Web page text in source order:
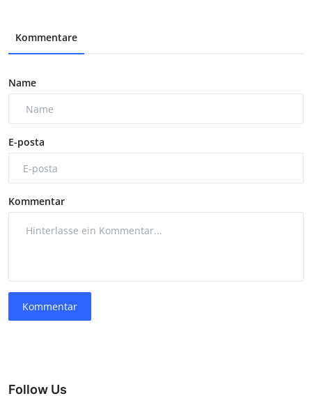
Kommentare
Name
E-posta
Kommentar
Kommentar
Follow Us